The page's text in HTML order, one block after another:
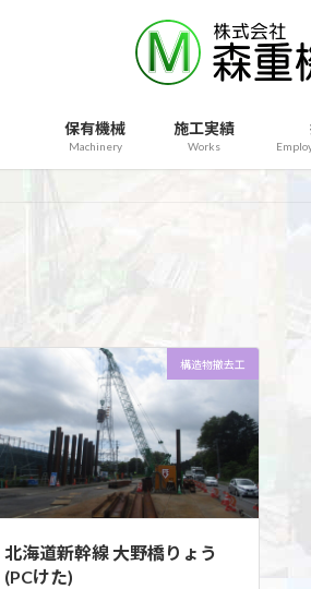
保有機械
Machinery
施工実績
Works
構造物撤去工
北海道新幹線 大野橋りょう
(PCけた)